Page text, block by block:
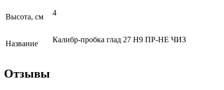
Высота, см 4
Название Калибр-пробка глад 27 Н9 ПР-НЕ ЧИЗ
Отзывы